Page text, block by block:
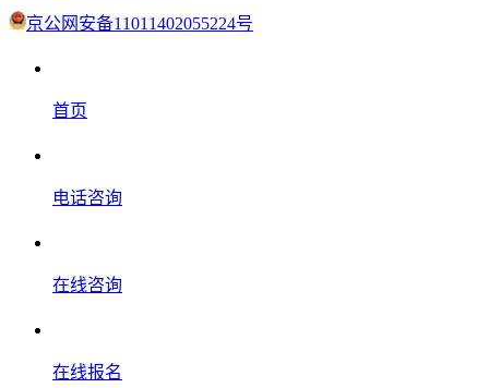
京公网安备11011402055224号
首页
电话咨询
在线咨询
在线报名